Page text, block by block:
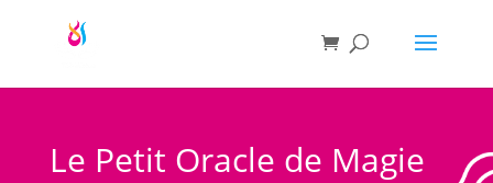
Le Petit Oracle de Magie